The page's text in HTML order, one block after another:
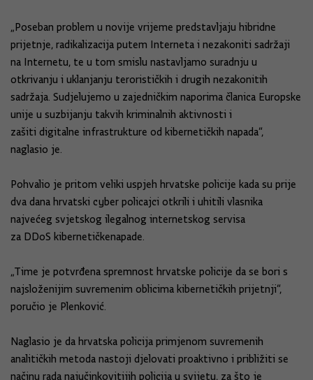
„Poseban problem u novije vrijeme predstavljaju hibridne
prijetnje, radikalizacija putem Interneta i nezakoniti sadržaji
na Internetu, te u tom smislu nastavljamo suradnju u
otkrivanju i uklanjanju terorističkih i drugih nezakonitih
sadržaja. Sudjelujemo u zajedničkim naporima članica Europske
unije u suzbijanju takvih kriminalnih aktivnosti i
zašiti digitalne infrastrukture od kibernetičkih napada“,
naglasio je.
Pohvalio je pritom veliki uspjeh hrvatske policije kada su prije
dva dana hrvatski cyber policajci otkrili i uhitili vlasnika
najvećeg svjetskog ilegalnog internetskog servisa
za DDoS kibernetičkenapade.
„Time je potvrđena spremnost hrvatske policije da se bori s
najsloženijim suvremenim oblicima kibernetičkih prijetnji“,
poručio je Plenković.
Naglasio je da hrvatska policija primjenom suvremenih
analitičkih metoda nastoji djelovati proaktivno i približiti se
načinu rada najučinkovitijih policija u svijetu, za što je